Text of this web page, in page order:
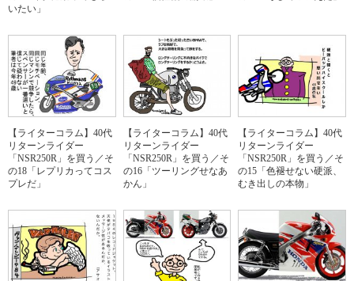
いたい」
【ライターコラム】40代
リターンライダー
「NSR250R」を買う／そ
の18「レプリカってコス
プレだ」
【ライターコラム】40代
リターンライダー
「NSR250R」を買う／そ
の16「ツーリングせなあ
かん」
【ライターコラム】40代
リターンライダー
「NSR250R」を買う／そ
の15「色褪せない硬派、
むき出しの本物」